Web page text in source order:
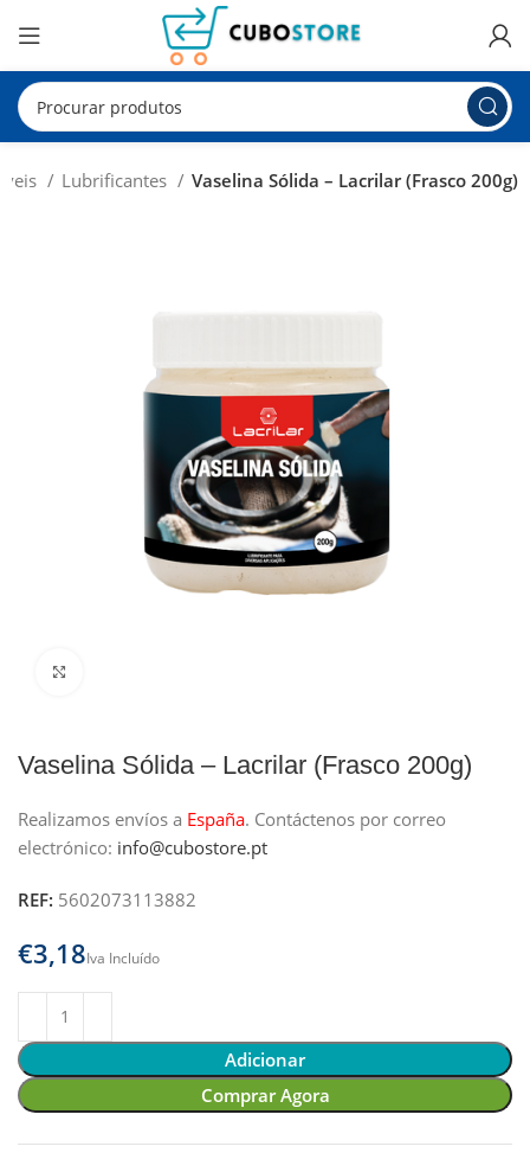
Lubrificantes Vaselina Sólida – Lacrilar (Frasco 200g)
Vaselina Sólida – Lacrilar (Frasco 200g)
Realizamos envíos a España. Contáctenos por correo
electrónico: info@cubostore.pt
REF: 5602073113882
€
Adicionar
Comprar Agora